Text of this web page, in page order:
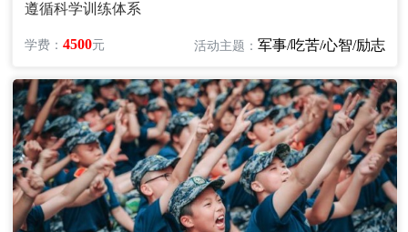
遵循科学训练体系
学费：4500元 活动主题： 军事/吃苦/心智/励志